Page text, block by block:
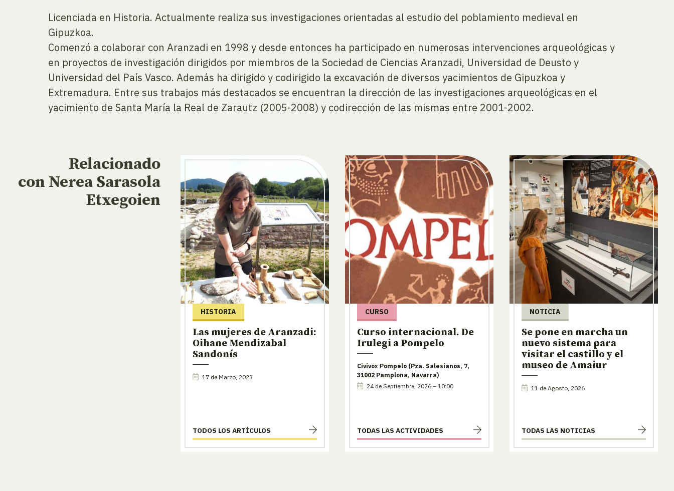
Licenciada en Historia. Actualmente realiza sus investigaciones orientadas al estudio del poblamiento medieval en
Gipuzkoa.
Comenzó a colaborar con Aranzadi en 1998 y desde entonces ha participado en numerosas intervenciones arqueológicas y
en proyectos de investigación dirigidos por miembros de la Sociedad de Ciencias Aranzadi, Universidad de Deusto y
Universidad del País Vasco. Además ha dirigido y codirigido la excavación de diversos yacimientos de Gipuzkoa y
Extremadura. Entre sus trabajos más destacados se encuentran la dirección de las investigaciones arqueológicas en el
yacimiento de Santa María la Real de Zarautz (2005-2008) y codirección de las mismas entre 2001-2002.
Relacionado
con Nerea Sarasola
Etxegoien
HISTORIA
Las mujeres de Aranzadi:
Oihane Mendizabal
Sandonís
17 de Marzo, 2023
TODOS LOS ARTÍCULOS
CURSO
Curso internacional. De
Irulegi a Pompelo
Civivox Pompelo (Pza. Salesianos, 7,
31002 Pamplona, Navarra)
24 de Septiembre, 2026 – 10:00
TODAS LAS ACTIVIDADES
NOTICIA
Se pone en marcha un
nuevo sistema para
visitar el castillo y el
museo de Amaiur
11 de Agosto, 2026
TODAS LAS NOTICIAS